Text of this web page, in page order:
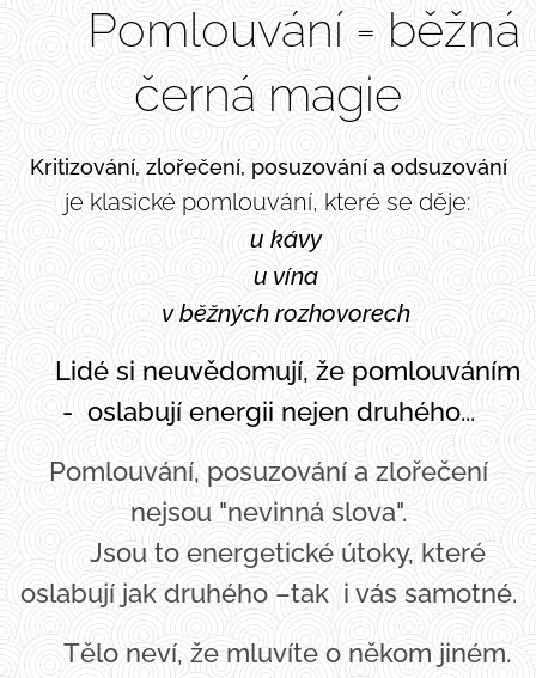
🖤 Pomlouvání = běžná
černá magie
Kritizování, zlořečení, posuzování a odsuzování
je klasické pomlouvání, které se děje:
☕ u kávy
🍷 u vína
🗣️ v běžných rozhovorech
⚠️ Lidé si neuvědomují, že pomlouváním
- oslabují energii nejen druhého...
Pomlouvání, posuzování a zlořečení
nejsou "nevinná slova".
⚠️ Jsou to energetické útoky, které
oslabují jak druhého –tak i vás samotné.
👉 Tělo neví, že mluvíte o někom jiném.